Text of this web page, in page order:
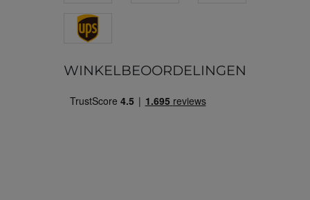
WINKELBEOORDELINGEN